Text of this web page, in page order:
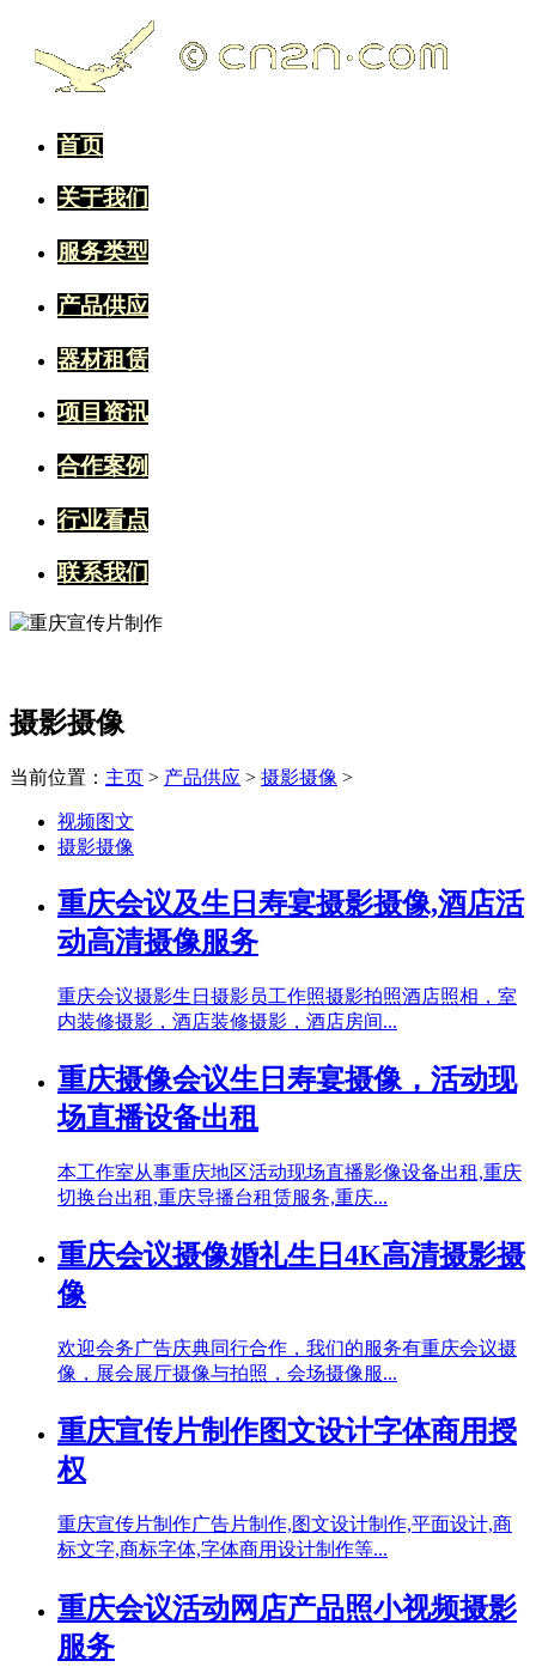
首页
关于我们
服务类型
产品供应
器材租赁
项目资讯
合作案例
行业看点
联系我们
摄影摄像
当前位置： 主页 > 产品供应 > 摄影摄像 >
视频图文
摄影摄像
重庆会议及生日寿宴摄影摄像,酒店活
动高清摄像服务
重庆会议摄影生日摄影员工作照摄影拍照酒店照相，室
内装修摄影，酒店装修摄影，酒店房间...
重庆摄像会议生日寿宴摄像，活动现
场直播设备出租
本工作室从事重庆地区活动现场直播影像设备出租,重庆
切换台出租,重庆导播台租赁服务,重庆...
重庆会议摄像婚礼生日4K高清摄影摄
像
欢迎会务广告庆典同行合作，我们的服务有重庆会议摄
像，展会展厅摄像与拍照，会场摄像服...
重庆宣传片制作图文设计字体商用授
权
重庆宣传片制作广告片制作,图文设计制作,平面设计,商
标文字,商标字体,字体商用设计制作等...
重庆会议活动网店产品照小视频摄影
服务